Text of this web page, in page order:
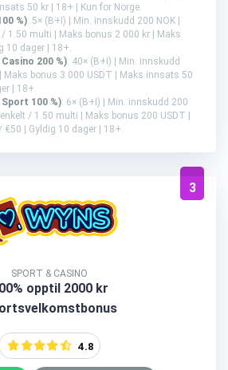
50 kr | 18+ | Kun for Norge.
%): 5× (B+I) | Min. innskudd 200 NOK |
1.50 multi | Maks bonus 2 000 kr | Maks
10 dager | 18+.
200 %): 40× (B+I) | Min. innskudd
| Maks bonus 3 000 USDT | Maks innsats 50
| 18+.
100 %): 6× (B+I) | Min. innskudd 200
/ 1.50 multi | Maks bonus 200 USDT |
| Gyldig 10 dager | 18+.
3
SPORT & CASINO
opptil 2000 kr
4.8